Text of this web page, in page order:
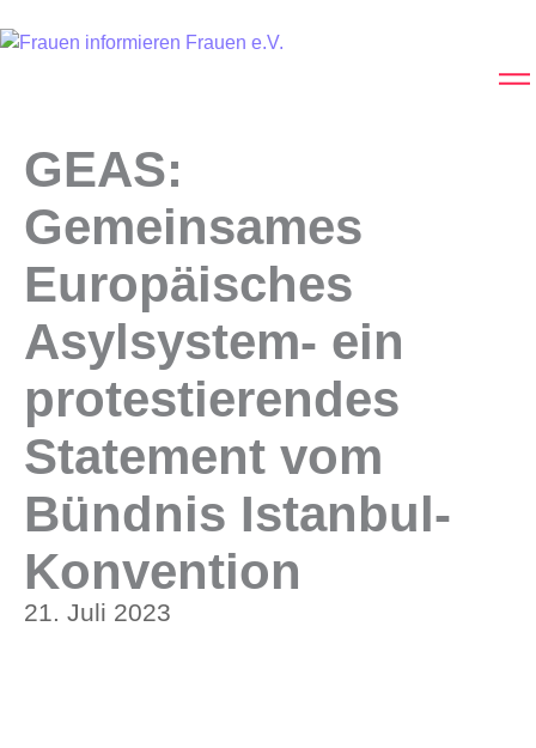
GEAS:
Gemeinsames
Europäisches
Asylsystem- ein
protestierendes
Statement vom
Bündnis Istanbul-
Konvention
21. Juli 2023